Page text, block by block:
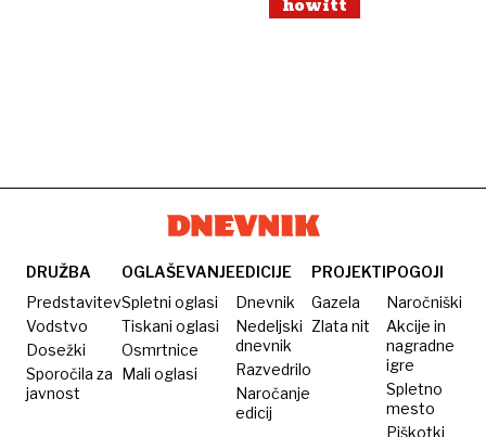
howitt
DRUŽBA
Predstavitev
Vodstvo
Dosežki
Sporočila za
javnost
OGLAŠEVANJE
Spletni oglasi
Tiskani oglasi
Osmrtnice
Mali oglasi
EDICIJE
Dnevnik
Nedeljski
dnevnik
Razvedrilo
Naročanje
edicij
PROJEKTI
Gazela
Zlata nit
POGOJI
Naročniški
Akcije in
nagradne
igre
Spletno
mesto
Piškotki